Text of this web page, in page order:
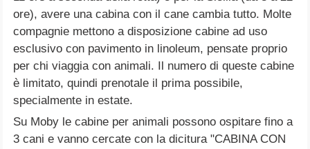
ore), avere una cabina con il cane cambia tutto. Molte
compagnie mettono a disposizione cabine ad uso
esclusivo con pavimento in linoleum, pensate proprio
per chi viaggia con animali. Il numero di queste cabine
è limitato, quindi prenotale il prima possibile,
specialmente in estate.
Su Moby le cabine per animali possono ospitare fino a
3 cani e vanno cercate con la dicitura "CABINA CON